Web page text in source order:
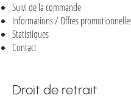
Suivi de la commande
Informations / Offres
Statistiques
Contact
Droit de retrait